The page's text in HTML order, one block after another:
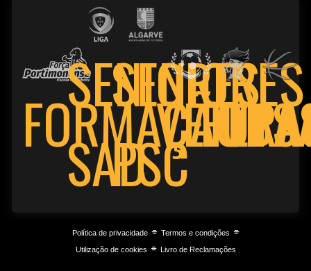
FORMAÇÃO
SENIORES
SAD
SENIORES
PSC
Política de privacidade⌯ Termos e condições ⌯
Utilização de cookies ⌯ Livro de Reclamações